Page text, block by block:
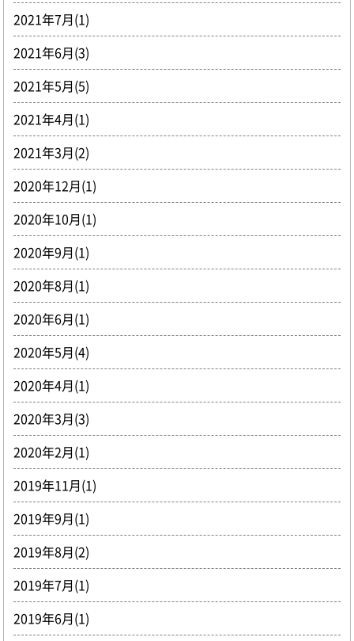
2021年7月(1)
2021年6月(3)
2021年5月(5)
2021年4月(1)
2021年3月(2)
2020年12月(1)
2020年10月(1)
2020年9月(1)
2020年8月(1)
2020年6月(1)
2020年5月(4)
2020年4月(1)
2020年3月(3)
2020年2月(1)
2019年11月(1)
2019年9月(1)
2019年8月(2)
2019年7月(1)
2019年6月(1)